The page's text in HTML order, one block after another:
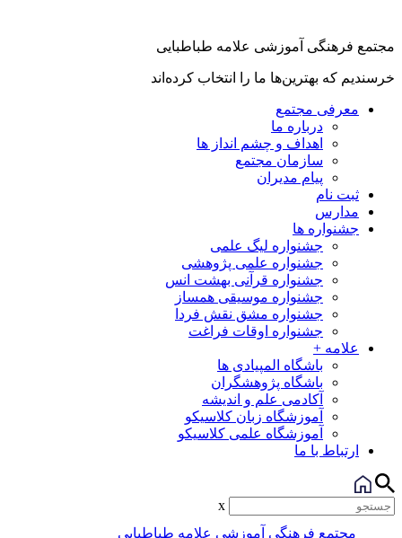
فرهنگی آموزشی علامه طباطبایی
که بهترین‌ها ما را انتخاب کرده‌اند
معرفی مجتمع
درباره ما
اهداف و چشم انداز ها
سازمان مجتمع
پیام مدیران
ثبت نام
مدارس
جشنواره ها
جشنواره لیگ علمی
جشنواره علمی پژوهشی
جشنواره قرآنی بهشت انس
جشنواره موسیقی همساز
جشنواره مشق نقش فردا
جشنواره اوقات فراغت
علامه +
باشگاه المپیادی ها
باشگاه پژوهشگران
آکادمی علم و اندیشه
آموزشگاه زبان کلاسیکو
آموزشگاه علمی کلاسیکو
ارتباط با ما
مجتمع فرهنگی آموزشی علامه طباطبایی